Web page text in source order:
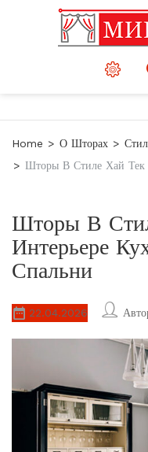
Home О Шторах
Шторы В Стиле Хай Тек — В
Шторы В
Интерьере
Спальни
22.04.2026